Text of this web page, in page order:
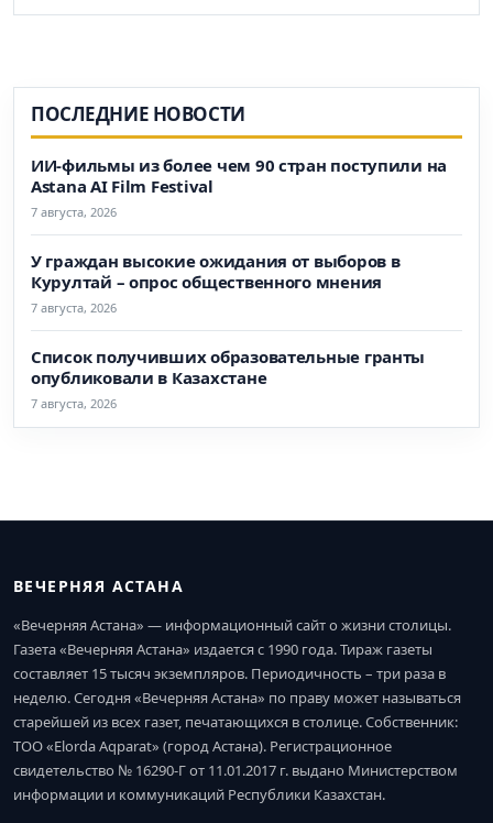
ПОСЛЕДНИЕ НОВОСТИ
ИИ-фильмы из более чем 90 стран поступили на
Astana AI Film Festival
7 августа, 2026
У граждан высокие ожидания от выборов в
Курултай – опрос общественного мнения
7 августа, 2026
Список получивших образовательные гранты
опубликовали в Казахстане
7 августа, 2026
ВЕЧЕРНЯЯ АСТАНА
«Вечерняя Астана» — информационный сайт о жизни столицы.
Газета «Вечерняя Астана» издается с 1990 года. Тираж газеты
составляет 15 тысяч экземпляров. Периодичность – три раза в
неделю. Сегодня «Вечерняя Астана» по праву может называться
старейшей из всех газет, печатающихся в столице. Собственник:
ТОО «Elorda Aqparat» (город Астана). Регистрационное
свидетельство № 16290-Г от 11.01.2017 г. выдано Министерством
информации и коммуникаций Республики Казахстан.